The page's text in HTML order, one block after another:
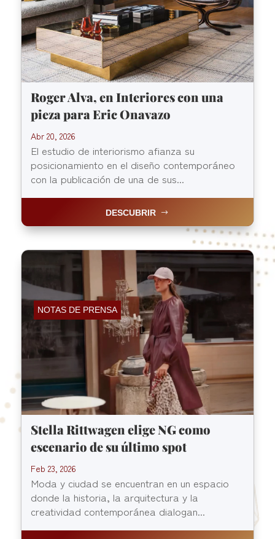
Roger Alva, en Interiores con una
pieza para Eric Onavazo
Abr 20, 2026
El estudio de interiorismo afianza su
posicionamiento en el diseño contemporáneo
con la publicación de una de sus...
DESCUBRIR
NOTAS DE PRENSA
Stella Rittwagen elige NG como
escenario de su último spot
Feb 23, 2026
Moda y ciudad se encuentran en un espacio
donde la historia, la arquitectura y la
creatividad contemporánea dialogan...